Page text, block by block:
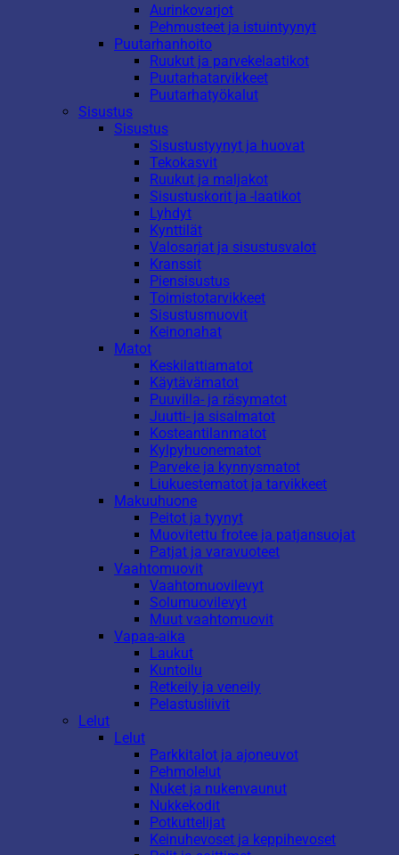
Aurinkovarjot
Pehmusteet ja istuintyynyt
Puutarhanhoito
Ruukut ja parvekelaatikot
Puutarhatarvikkeet
Puutarhatyökalut
Sisustus
Sisustus
Sisustustyynyt ja huovat
Tekokasvit
Ruukut ja maljakot
Sisustuskorit ja -laatikot
Lyhdyt
Kynttilät
Valosarjat ja sisustusvalot
Kranssit
Piensisustus
Toimistotarvikkeet
Sisustusmuovit
Keinonahat
Matot
Keskilattiamatot
Käytävämatot
Puuvilla- ja räsymatot
Juutti- ja sisalmatot
Kosteantilanmatot
Kylpyhuonematot
Parveke ja kynnysmatot
Liukuestematot ja tarvikkeet
Makuuhuone
Peitot ja tyynyt
Muovitettu frotee ja patjansuojat
Patjat ja varavuoteet
Vaahtomuovit
Vaahtomuovilevyt
Solumuovilevyt
Muut vaahtomuovit
Vapaa-aika
Laukut
Kuntoilu
Retkeily ja veneily
Pelastusliivit
Lelut
Lelut
Parkkitalot ja ajoneuvot
Pehmolelut
Nuket ja nukenvaunut
Nukkekodit
Potkuttelijat
Keinuhevoset ja keppihevoset